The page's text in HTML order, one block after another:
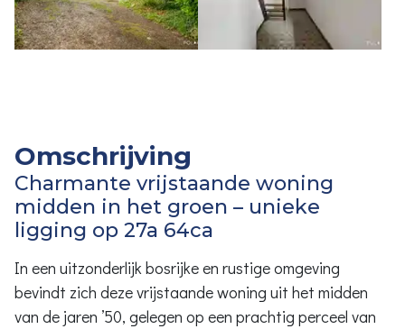
Omschrijving
Charmante vrijstaande woning
midden in het groen – unieke
ligging op 27a 64ca
In een uitzonderlijk bosrijke en rustige omgeving
bevindt zich deze vrijstaande woning uit het midden
van de jaren ’50, gelegen op een prachtig perceel van